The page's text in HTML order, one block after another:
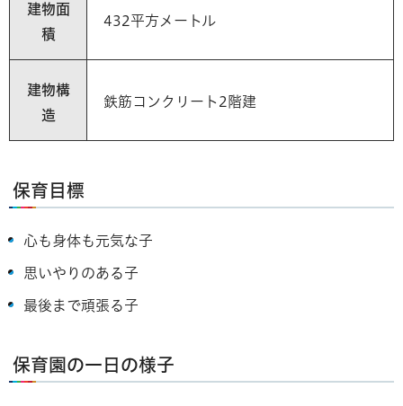
建物面
積
432平方メートル
建物構
造
鉄筋コンクリート2階建
保育目標
心も身体も元気な子
思いやりのある子
最後まで頑張る子
保育園の一日の様子